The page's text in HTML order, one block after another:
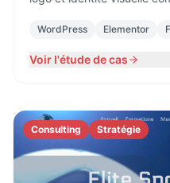
WordPress Elementor
Voir l'étude de cas
Consulting Stratégie